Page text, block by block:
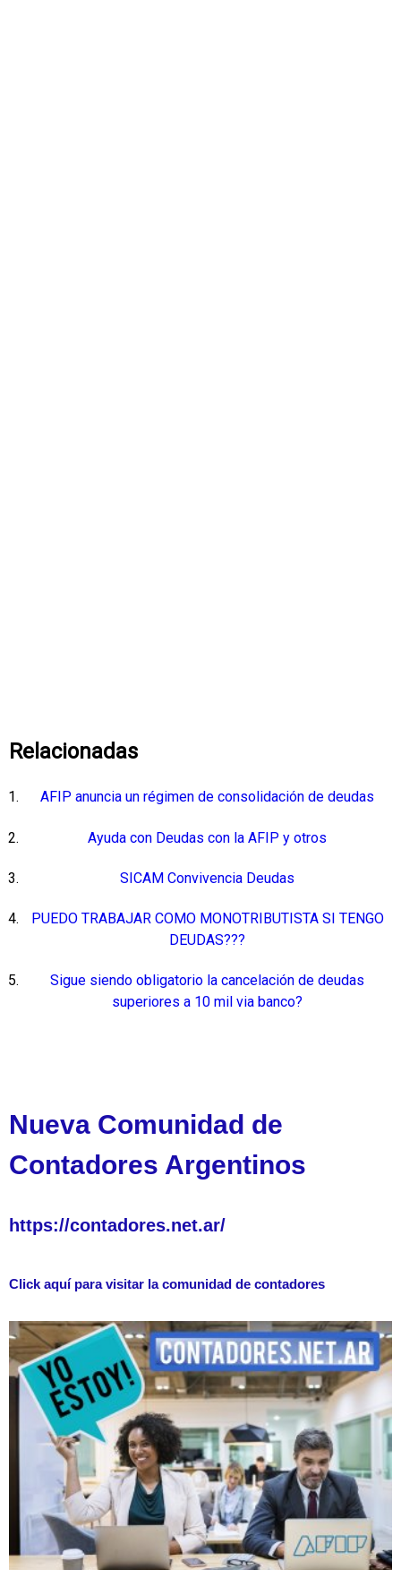
Relacionadas
AFIP anuncia un régimen de consolidación de deudas
Ayuda con Deudas con la AFIP y otros
SICAM Convivencia Deudas
PUEDO TRABAJAR COMO MONOTRIBUTISTA SI TENGO
DEUDAS???
Sigue siendo obligatorio la cancelación de deudas
superiores a 10 mil via banco?
Nueva Comunidad de
Contadores Argentinos
https://contadores.net.ar/
Click aquí para visitar la comunidad de contadores